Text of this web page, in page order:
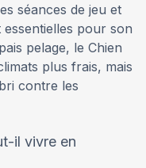
séances de jeu et
pour son
pelage, le Chien
plus frais, mais
contre les
il vivre en